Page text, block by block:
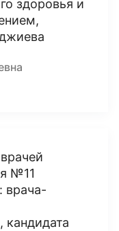
здоровья и
№11
врача-
, кандидата